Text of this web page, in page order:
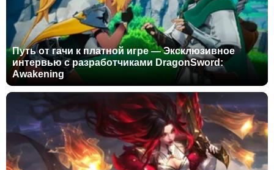
Путь от гачи к платной игре — Эксклюзивное
интервью с разработчиками DragonSword:
Awakening